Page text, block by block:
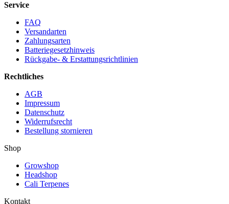
Service
FAQ
Versandarten
Zahlungsarten
Batteriegesetzhinweis
Rückgabe- & Erstattungsrichtlinien
Rechtliches
AGB
Impressum
Datenschutz
Widerrufsrecht
Bestellung stornieren
Shop
Growshop
Headshop
Cali Terpenes
Kontakt